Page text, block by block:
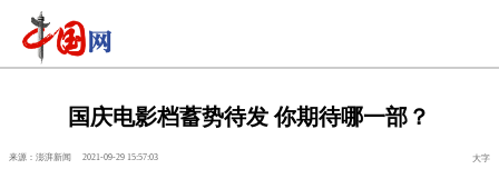
国庆电影档蓄势待发 你期待哪一部？
来源：澎湃新闻 2021-09-29 15:57:03 大字